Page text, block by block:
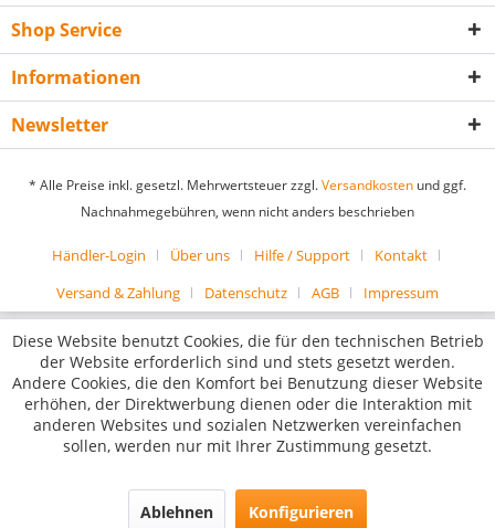
Shop Service
Informationen
Newsletter
* Alle Preise inkl. gesetzl. Mehrwertsteuer zzgl.Versandkosten und ggf.
Nachnahmegebühren, wenn nicht anders beschrieben
Händler-Login Über uns Hilfe / Support
Kontakt
Versand & Zahlung
Datenschutz AGB Impressum
Diese Website benutzt Cookies, die für den technischen Betrieb
der Website erforderlich sind und stets gesetzt werden.
Andere Cookies, die den Komfort bei Benutzung dieser Website
erhöhen, der Direktwerbung dienen oder die Interaktion mit
anderen Websites und sozialen Netzwerken vereinfachen
sollen, werden nur mit Ihrer Zustimmung gesetzt.
Ablehnen Konfigurieren